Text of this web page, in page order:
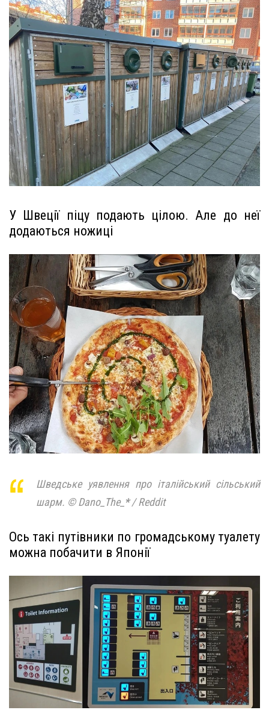
У Швеції піцу подають цілою. Але до неї
додаються ножиці
Шведське уявлення про італійський сільський
шарм. © Dano_The_ */ Reddit
Ось такі путівники по громадському туалету
можна побачити в Японії